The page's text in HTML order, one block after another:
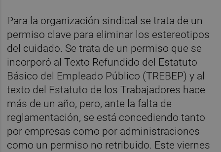
Para la organización sindical se trata de un
permiso clave para eliminar los estereotipos
del cuidado. Se trata de un permiso que se
incorporó al Texto Refundido del Estatuto
Básico del Empleado Público (TREBEP) y al
texto del Estatuto de los Trabajadores hace
más de un año, pero, ante la falta de
reglamentación, se está concediendo tanto
por empresas como por administraciones
como un permiso no retribuido. Este viernes